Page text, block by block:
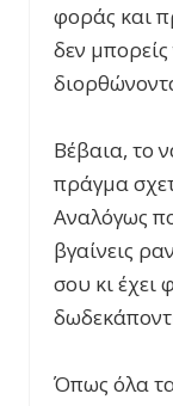
φοράς και
δεν
Βέβαια, το
πράγμα
Αναλόγως
βγαίνεις
σου κι έχει
Όπως όλα